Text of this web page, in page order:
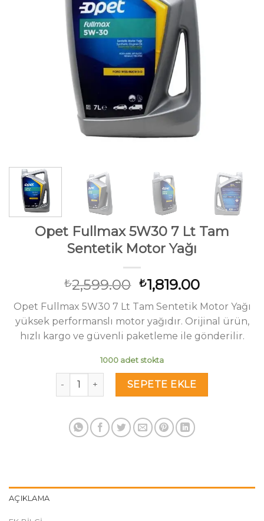
Opet Fullmax 5W30 7 Lt Tam
Sentetik Motor Yağı
₺2,599.00 Orijinal
fiyat:
₺2,599.00.
₺1,819.00Şu
andaki
fiyat:
Opet Fullmax 5W30 7 Lt Tam Sentetik Motor Yağı
yüksek performanslı motor yağıdır. Orijinal ürün,
hızlı kargo ve güvenli paketleme ile gönderilir.
1000 adet stokta
Opet Fullmax 5W30 7 Lt Tam Sentetik Motor
SEPETE EKLE
AÇIKLAMA